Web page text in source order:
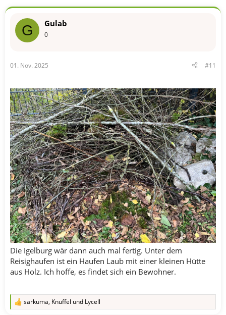
o
e
n
G Gulab
0
01. Nov. 2025 #11
Die Igelburg wär dann auch mal fertig. Unter dem
Reisighaufen ist ein Haufen Laub mit einer kleinen Hütte
aus Holz. Ich hoffe, es findet sich ein Bewohner.
R
sarkuma, Knuffel und Lycell